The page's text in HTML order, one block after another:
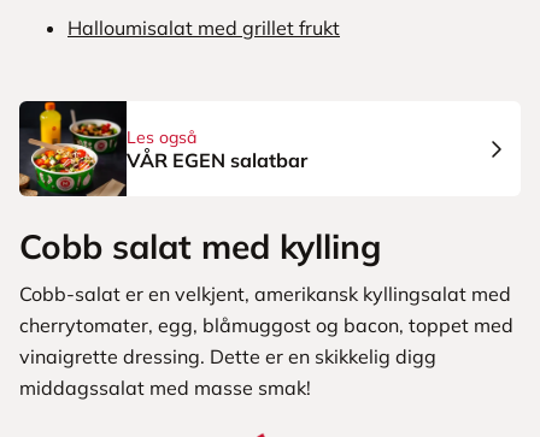
Halloumisalat med grillet frukt
Les også
VÅR EGEN salatbar
Cobb salat med kylling
Cobb-salat er en velkjent, amerikansk kyllingsalat med
cherrytomater, egg, blåmuggost og bacon, toppet med
vinaigrette dressing. Dette er en skikkelig digg
middagssalat med masse smak!